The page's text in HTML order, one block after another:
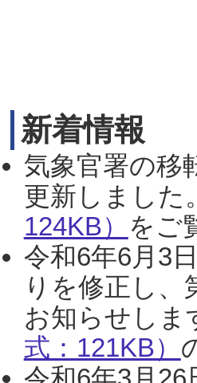
新着情報
気象官署の移
更新しました
124KB） をご
令和6年6月3
りを修正し
お知らせしま
式：121KB）